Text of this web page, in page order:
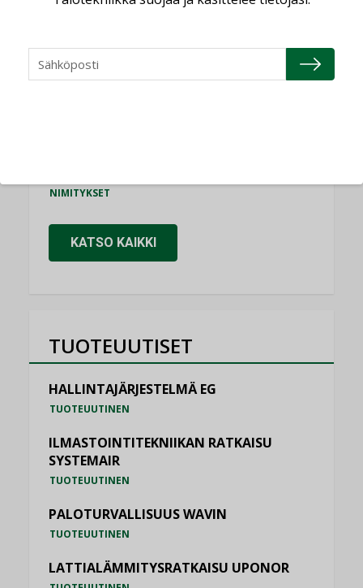
Refair
NIMITYKSET
KATSO KAIKKI
TUOTEUUTISET
HALLINTAJÄRJESTELMÄ EG
TUOTEUUTINEN
ILMASTOINTITEKNIIKAN RATKAISU
SYSTEMAIR
TUOTEUUTINEN
PALOTURVALLISUUS WAVIN
TUOTEUUTINEN
LATTIALÄMMITYSRATKAISU UPONOR